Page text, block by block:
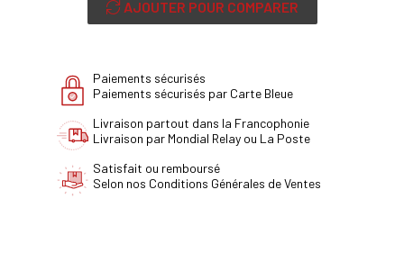
AJOUTER POUR COMPARER
Paiements sécurisés
Paiements sécurisés par Carte Bleue
Livraison partout dans la Francophonie
Livraison par Mondial Relay ou La Poste
Satisfait ou remboursé
Selon nos Conditions Générales de Ventes